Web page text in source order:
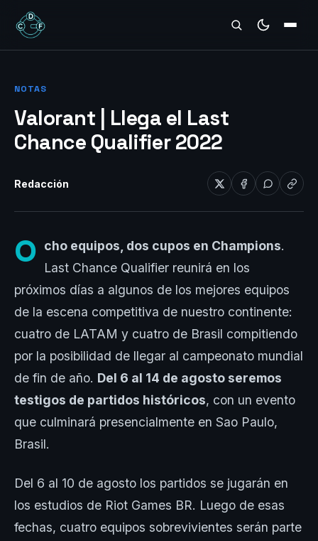
REVIEWS
NOTAS
Valorant | Llega el Last
Chance Qualifier 2022
Redacción
O cho equipos, dos cupos en Champions.
Last Chance Qualifier reunirá en los
próximos días a algunos de los mejores equipos
de la escena competitiva de nuestro continente:
cuatro de LATAM y cuatro de Brasil compitiendo
por la posibilidad de llegar al campeonato mundial
de fin de año. Del 6 al 14 de agosto seremos
testigos de partidos históricos, con un evento
que culminará presencialmente en Sao Paulo,
Brasil.
Del 6 al 10 de agosto los partidos se jugarán en
los estudios de Riot Games BR. Luego de esas
fechas, cuatro equipos sobrevivientes serán parte